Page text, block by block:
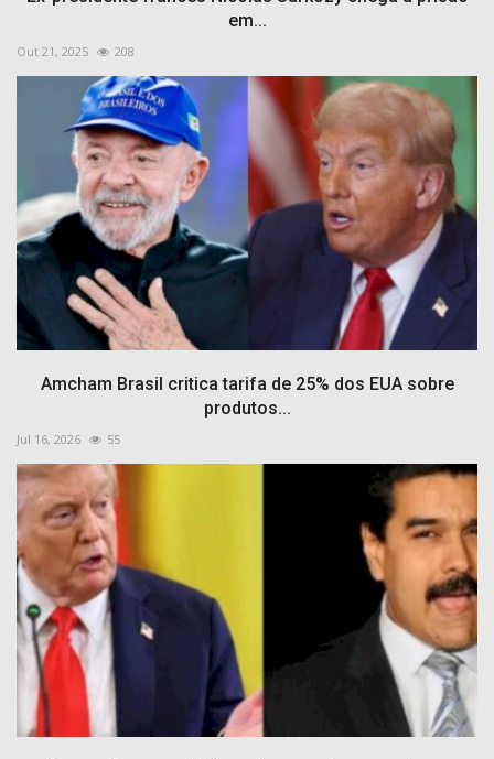
em...
Out 21, 2025 208
Amcham Brasil critica tarifa de 25% dos EUA sobre
produtos...
Jul 16, 2026 55